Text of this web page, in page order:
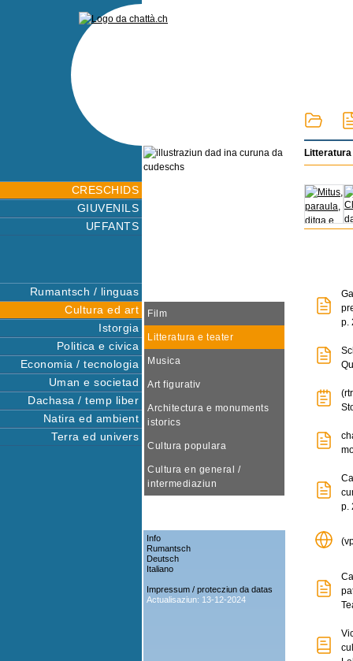
CRESCHIDS
GIUVENILS
UFFANTS
Rumantsch / linguas
Cultura ed art
Film
Litteratura e teater
Musica
Art figurativ
Architectura e monuments
istorics
Cultura populara
Cultura en general /
intermediaziun
Istorgia
Politica e civica
Economia / tecnologia
Uman e societad
Dachasa / temp liber
Natira ed ambient
Terra ed univers
Info
Rumantsch
Deutsch
Italiano
Impressum / protecziun da datas
Actualisaziun: 13-12-2024
p.
p.